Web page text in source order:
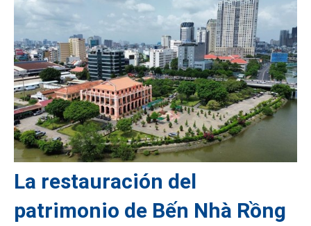
La restauración del
patrimonio de Bến Nhà Rồng